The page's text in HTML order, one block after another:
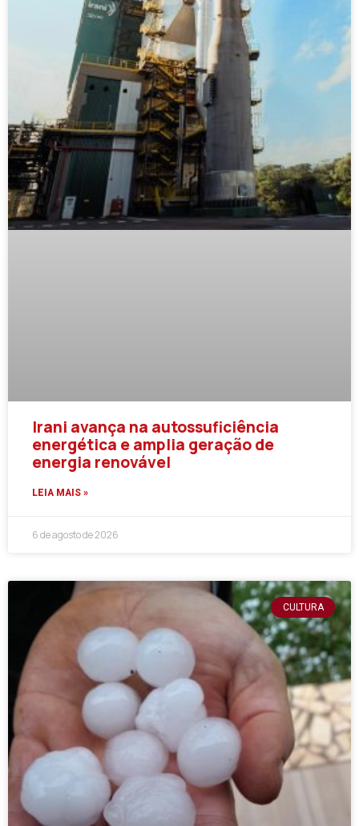
Irani avança na autossuficiência
energética e amplia geração de
energia renovável
LEIA MAIS »
6 de agosto de 2026
CULTURA